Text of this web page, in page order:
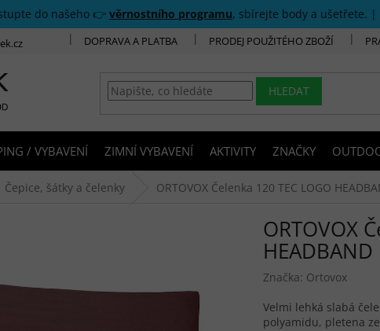
do našeho 👉 věrnostního programu, sbírejte body a ušetřete. |
DOPRAVA A PLATBA PRODEJ POUŽITÉHO ZBOŽÍ
HLEDAT
/ VYBAVENÍ ZIMNÍ VYBAVENÍ AKTIVITY ZNAČKY
Čepice, šátky a čelenky ORTOVOX Čelenka 120 TEC LOGO
ORTOVOX
Značka: Ortovox
Velmi lehká slabá
polyamidu, pletena